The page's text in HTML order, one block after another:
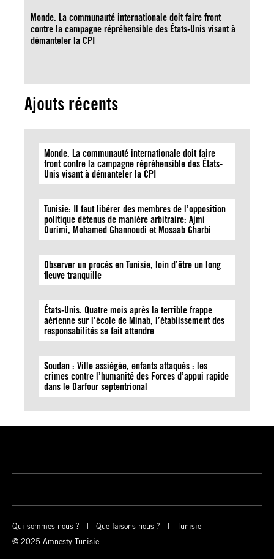
Monde. La communauté internationale doit faire front
contre la campagne répréhensible des États-Unis visant à
démanteler la CPI
Ajouts récents
Monde. La communauté internationale doit faire
front contre la campagne répréhensible des États-
Unis visant à démanteler la CPI
Tunisie: Il faut libérer des membres de l’opposition
politique détenus de manière arbitraire: Ajmi
Ourimi, Mohamed Ghannoudi et Mosaab Gharbi
Observer un procès en Tunisie, loin d’être un long
fleuve tranquille
États-Unis. Quatre mois après la terrible frappe
aérienne sur l’école de Minab, l’établissement des
responsabilités se fait attendre
Soudan : Ville assiégée, enfants attaqués : les
crimes contre l’humanité des Forces d’appui rapide
dans le Darfour septentrional
Qui sommes nous ? Que faisons-nous ?
Tunisie
© 2025 Amnesty Tunisie